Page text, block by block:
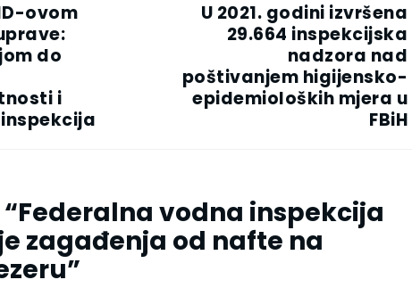
ovom
do
i
U 2021. godini izvršena
29.664 inspekcijska
nadzora nad
poštivanjem higijensko-
epidemioloških mjera u
FBiH
Federalna vodna inspekcija
zagađenja od nafte na
”